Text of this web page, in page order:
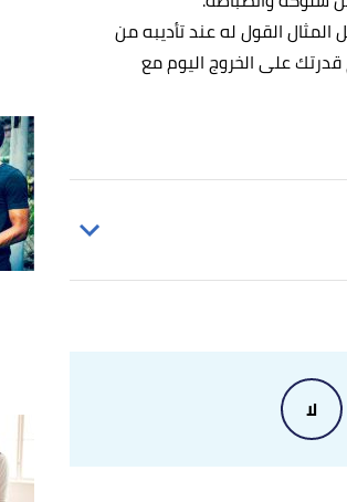
القول له عند تأديبه من
على الخروج اليوم مع
لا